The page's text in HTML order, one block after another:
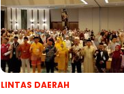
LINTAS DAERAH